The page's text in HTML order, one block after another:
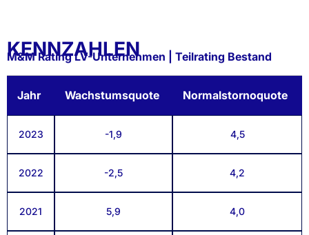
KENNZAHLEN
M&M Rating LV-Unternehmen | Teilrating Bestand
Jahr Wachstumsquote Normalstornoquote
2023 -1,9 4,5
2022 -2,5 4,2
2021 5,9 4,0